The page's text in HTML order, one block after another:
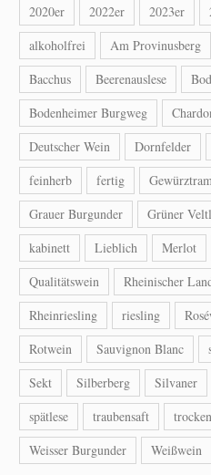
2020er 2022er 2023er
alkoholfrei
Am Provinusberg
Bacchus
Beerenauslese
Bodenheimer Burgweg
Deutscher Wein
Dornfelder
feinherb
fertig
Grauer Burgunder
Grüner
kabinett
Lieblich Merlot
Qualitätswein
Rheinischer
Rheinriesling
riesling
Rotwein
Sauvignon Blanc
Sekt
Silberberg Silvaner
spätlese
traubensaft
trocken
Weisser Burgunder
Weißwein